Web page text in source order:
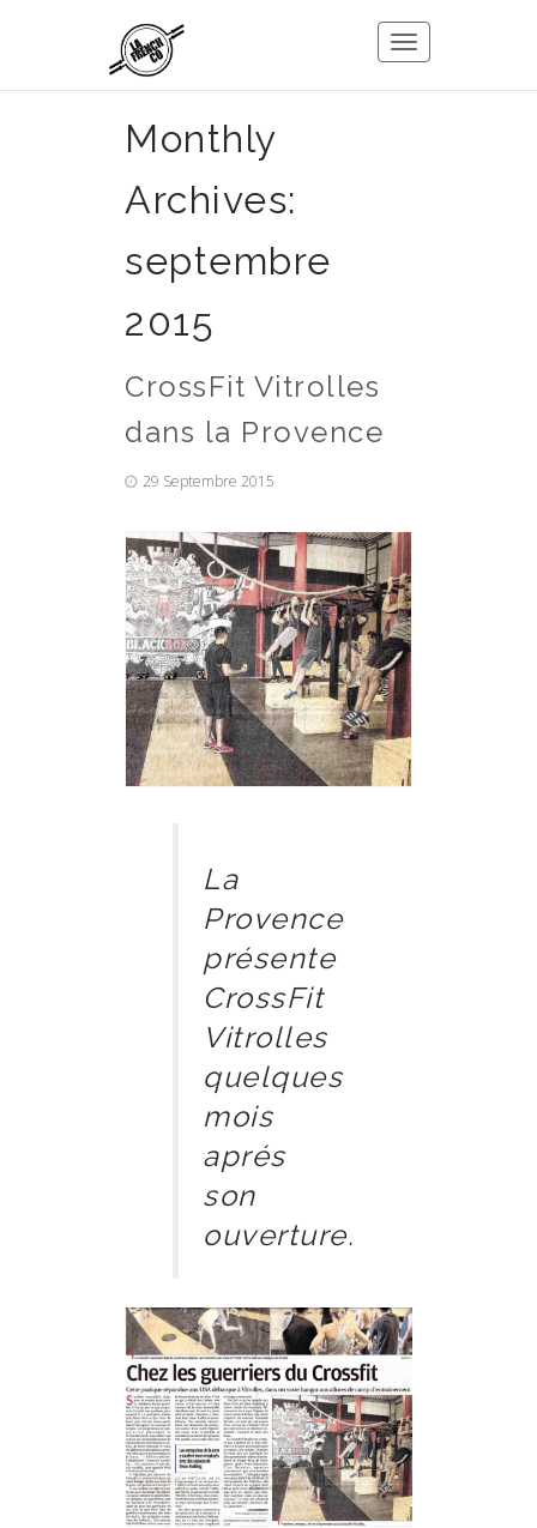
Toggle
Monthly
Archives:
septembre
2015
CrossFit Vitrolles
dans la Provence
29 Septembre 2015
La
Provence
présente
CrossFit
Vitrolles
quelques
mois
aprés
son
ouverture.